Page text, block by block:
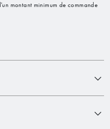
montant minimum de commande